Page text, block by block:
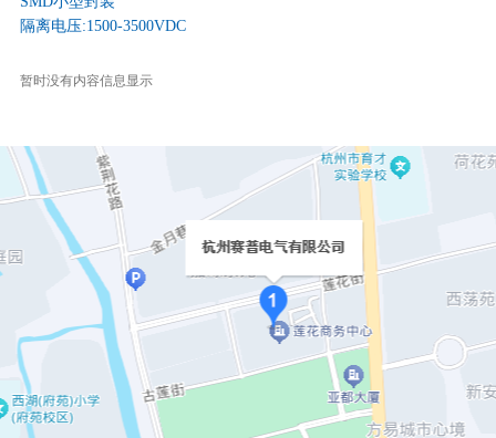
隔离电压:1500-3500VDC
暂时没有内容信息显示